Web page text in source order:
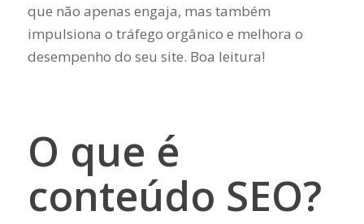
que não apenas engaja, mas também
impulsiona o tráfego orgânico e melhora o
desempenho do seu site. Boa leitura!
O que é
conteúdo SEO?